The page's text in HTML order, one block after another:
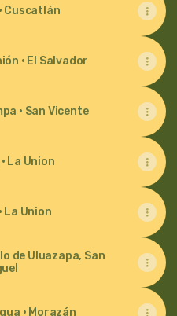
Cuscatlán
· El Salvador
· San Vicente
La Union
La Union
de Uluazapa, San
· Morazán